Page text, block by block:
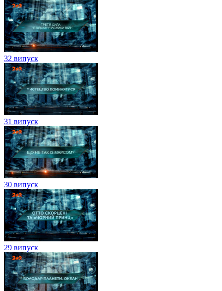
32 випуск
31 випуск
30 випуск
29 випуск